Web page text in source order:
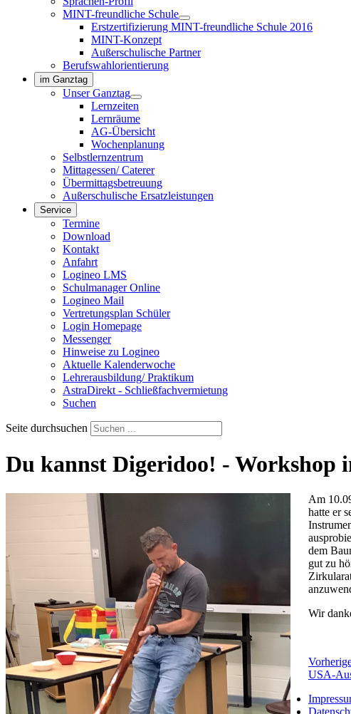
MINT-freundliche Schule
Erstzertifizierung MINT-freundliche Schule 2016
MINT-Konzept
Außerschulische Partner
Berufswahlorientierung
im Ganztag
Unser Ganztag
Lernzeiten
Lernräume
AG-Übersicht
Wochenplanung
Selbstlernzentrum
Mittagessen/ Caterer
Übermittagsbetreuung
Außerschulische Ersatzleistungen
Service
Termine
Download
Kontakt
Anfahrt
Logineo LMS
Schulmanager Online
Logineo Mail
Vertretungsplan Schüler
Login Homepage
Messenger
Hinweise zu Logineo
Aktuelle Kalenderwoche
Lehrerausbildung/ Praktikum
AstraDirekt - Schließfachvermietung
Suchen
Seite durchsuchen
Du kannst Digeridoo! -
Am
hatte er
dem
gut zu
Wir
USA-